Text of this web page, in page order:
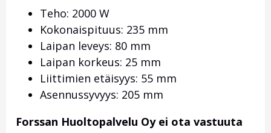
Teho: 2000 W
Kokonaispituus: 235 mm
Laipan leveys: 80 mm
Laipan korkeus: 25 mm
Liittimien etäisyys: 55 mm
Asennussyvyys: 205 mm
Forssan Huoltopalvelu Oy ei ota vastuuta